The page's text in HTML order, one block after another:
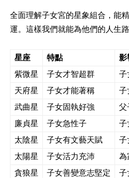
全面理解子女宮的星象組合，能
運。這樣我們就能為他們的人生路
星座 特點
影
紫微星
子女才智超群
子
天府星
子女才能著稱
子
武曲星
子女固執好強
父
廉貞星
子女急性子
子
太陰星
子女有文藝天賦
子
太陽星
子女活力充沛
為
貪狼星
子女善變意志堅定 子